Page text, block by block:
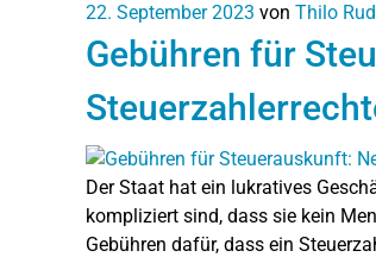
22. September 2023 von Thilo
Gebühren für
Der Staat hat ein lukratives
kompliziert sind, dass sie kein
Gebühren dafür, dass ein